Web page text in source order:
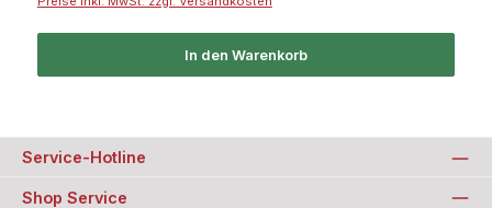
In den Warenkorb
Service-Hotline
Shop Service